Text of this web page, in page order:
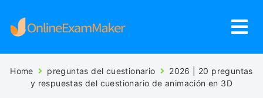
Home preguntas del cuestionario
2026 | 20 preguntas
y respuestas del cuestionario de animación en 3D